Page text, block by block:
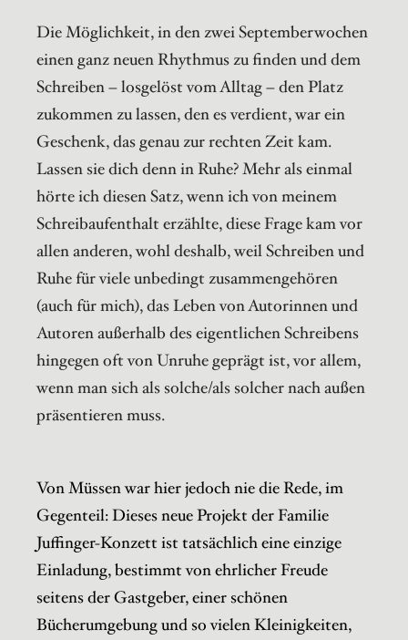
Die Möglichkeit, in den zwei Septemberwochen
einen ganz neuen Rhythmus zu finden und dem
Schreiben – losgelöst vom Alltag – den Platz
zukommen zu lassen, den es verdient, war ein
Geschenk, das genau zur rechten Zeit kam.
Lassen sie dich denn in Ruhe? Mehr als einmal
hörte ich diesen Satz, wenn ich von meinem
Schreibaufenthalt erzählte, diese Frage kam vor
allen anderen, wohl deshalb, weil Schreiben und
Ruhe für viele unbedingt zusammengehören
(auch für mich), das Leben von Autorinnen und
Autoren außerhalb des eigentlichen Schreibens
hingegen oft von Unruhe geprägt ist, vor allem,
wenn man sich als solche/als solcher nach außen
präsentieren muss.
Von Müssen war hier jedoch nie die Rede, im
Gegenteil: Dieses neue Projekt der Familie
Juffinger-Konzett ist tatsächlich eine einzige
Einladung, bestimmt von ehrlicher Freude
seitens der Gastgeber, einer schönen
Bücherumgebung und so vielen Kleinigkeiten,